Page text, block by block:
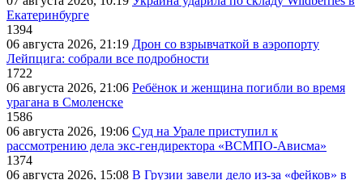
Екатеринбурге
1394
06 августа 2026, 21:19 Дрон со взрывчаткой в аэропорту
Лейпцига: собрали все подробности
1722
06 августа 2026, 21:06 Ребёнок и женщина погибли во время
урагана в Смоленске
1586
06 августа 2026, 19:06 Суд на Урале приступил к
рассмотрению дела экс-гендиректора «ВСМПО-Ависма»
1374
06 августа 2026, 15:08 В Грузии завели дело из-за «фейков» в